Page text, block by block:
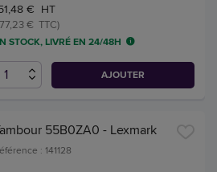
€ HT
€ TTC)
STOCK, LIVRÉ EN 24/48H
AJOUTER
55B0ZA0 - Lexmark
: 141128